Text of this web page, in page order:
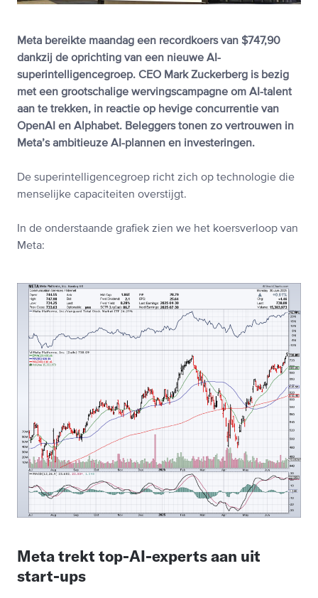
Meta bereikte maandag een recordkoers van $747,90
dankzij de oprichting van een nieuwe AI-
superintelligencegroep. CEO Mark Zuckerberg is bezig
met een grootschalige wervingscampagne om AI-talent
aan te trekken, in reactie op hevige concurrentie van
OpenAI en Alphabet. Beleggers tonen zo vertrouwen in
Meta’s ambitieuze AI-plannen en investeringen.
De superintelligencegroep richt zich op technologie die
menselijke capaciteiten overstijgt.
In de onderstaande grafiek zien we het koersverloop van
Meta:
Meta trekt top-AI-experts aan uit
start-ups